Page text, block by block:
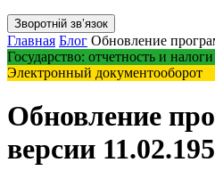
Зворотній звʼязок
Главная Блог Обновление
Государство: отчетность и налоги
Электронный документооборот
Обновление
версии 11.02.195